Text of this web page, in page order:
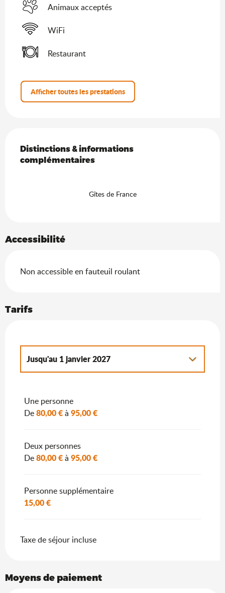
Animaux acceptés
WiFi
Restaurant
Afficher toutes les prestations
Distinctions & informations complémentaires
Distinctions & informations
complémentaires
Gîtes de France
Accessibilité
Non accessible en fauteuil roulant
Tarifs
Jusqu'au 1 janvier 2027
Une personne
De80,00 €à 95,00 €
Deux personnes
De80,00 €à 95,00 €
Personne supplémentaire
15,00 €
Taxe de séjour incluse
Moyens de paiement